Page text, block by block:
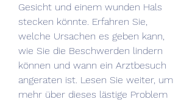
Gesicht und einem wunden Hals
stecken könnte. Erfahren Sie,
welche Ursachen es geben kann,
wie Sie die Beschwerden lindern
können und wann ein Arztbesuch
angeraten ist. Lesen Sie weiter, um
mehr über dieses lästige Problem